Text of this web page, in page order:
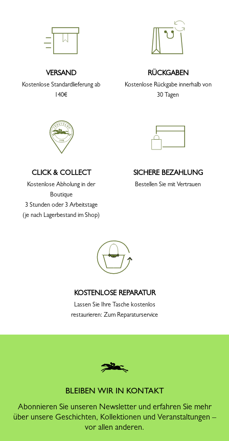
VERSAND
Kostenlose Standardlieferung ab
140€
RÜCKGABEN
Kostenlose Rückgabe innerhalb von
30 Tagen
CLICK & COLLECT
Kostenlose Abholung in der
Boutique
3 Stunden oder 3 Arbeitstage
(je nach Lagerbestand im Shop)
SICHERE BEZAHLUNG
Bestellen Sie mit Vertrauen
KOSTENLOSE REPARATUR
Lassen Sie Ihre Tasche kostenlos
restaurieren: Zum Reparaturservice
BLEIBEN WIR IN KONTAKT
Abonnieren Sie unseren Newsletter und erfahren Sie mehr
über unsere Geschichten, Kollektionen und Veranstaltungen –
vor allen anderen.